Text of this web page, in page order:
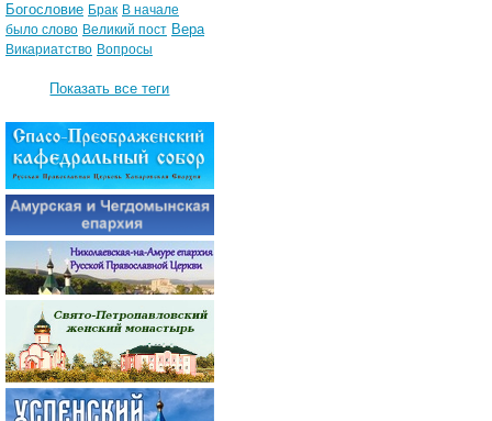
Богословие Брак В начале
было слово Великий пост Вера
Викариатство Вопросы
Показать все теги